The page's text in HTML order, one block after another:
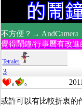
不方便？→ AndCamera
覺得鬧鐘/行事曆有改
Tetralet
3
0 0
或許可以有比較折衷的